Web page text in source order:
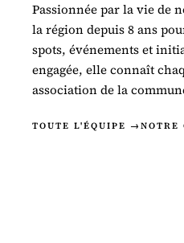
Passionnée par la vie de
la région depuis 8 ans
spots, événements et
engagée, elle connaît
association de la
TOUTE L'ÉQUIPE → NOTRE